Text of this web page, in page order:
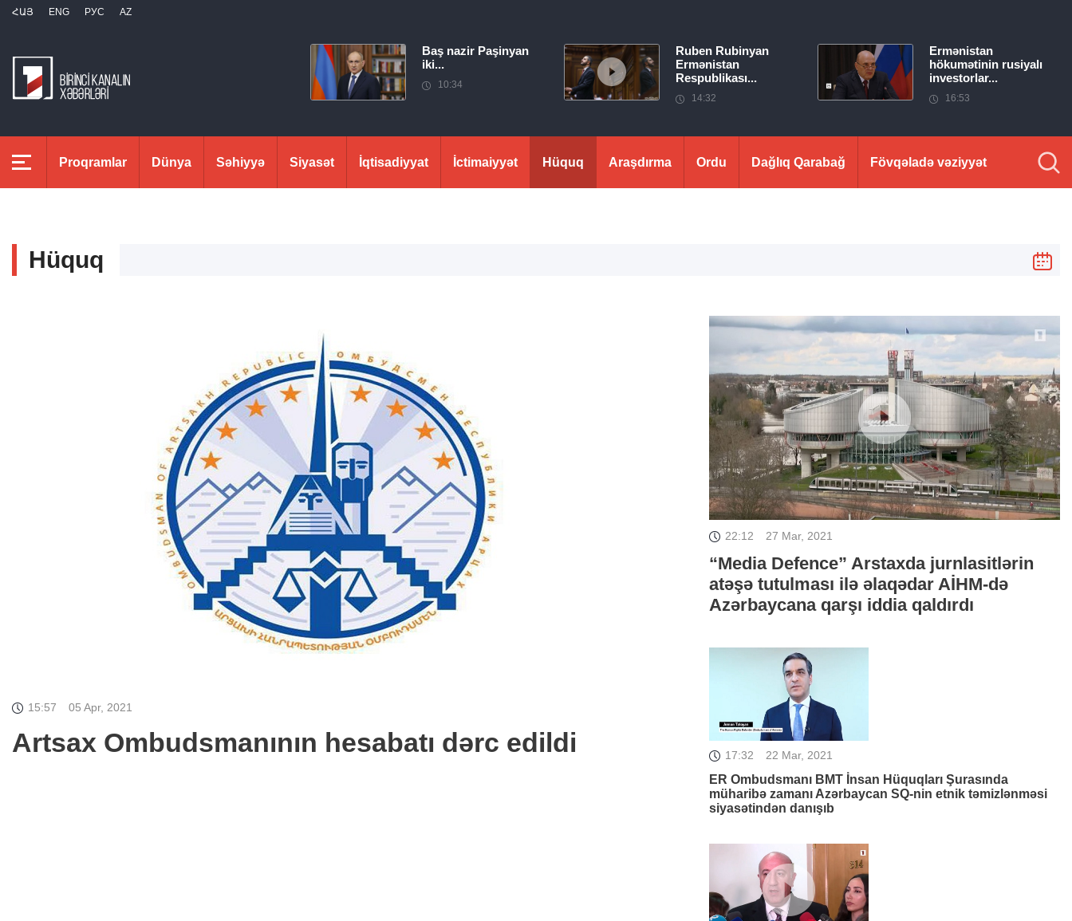
ՀԱՅ ENG РУС AZ
Baş nazir Paşinyan
iki...
10:34
Ruben Rubinyan
Ermənistan
Respublikası...
14:32
Ermənistan
hökumətinin rusiyalı
investorlar...
16:53
Proqramlar Dünya Səhiyyə Siyasət İqtisadiyyat İctimaiyyət Hüquq Araşdırma Ordu Dağlıq Qarabağ Fövqəladə vəziyyət
Hüquq
15:57 05 Apr, 2021
Artsax Ombudsmanının hesabatı dərc edildi
22:12 27 Mar, 2021
“Media Defence” Arstaxda jurnlasitlərin
atəşə tutulması ilə əlaqədar AİHM-də
Azərbaycana qarşı iddia qaldırdı
17:32 22 Mar, 2021
ER Ombudsmanı BMT İnsan Hüquqları Şurasında
müharibə zamanı Azərbaycan SQ-nin etnik təmizlənməsi
siyasətindən danışıb